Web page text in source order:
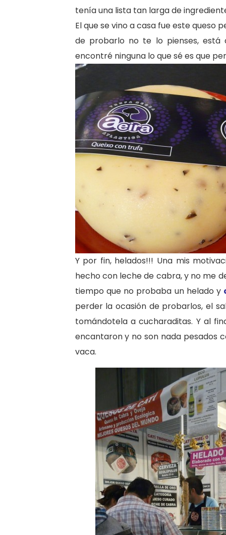
tenía una lista tan larga de
El que se vino a casa fue este queso
de probarlo no te lo pienses, está
encontré ninguna lo que sé es que
Y por fin, helados!!! Una mis
hecho con leche de cabra, y no me
tiempo que no probaba un helado y
perder la ocasión de probarlos, el
tomándotela a cucharaditas. Y al
encantaron y no son nada pesados
vaca.